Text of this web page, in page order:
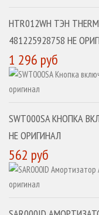
HTR012WH ТЭН
481225928758 НЕ
1 296 руб
SWT000SA КНОПКА
НЕ ОРИГИНАЛ
562 руб